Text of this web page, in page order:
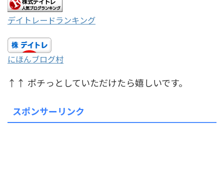
デイトレードランキング
にほんブログ村
↑↑ ポチっとしていただけたら嬉しいです。
スポンサーリンク